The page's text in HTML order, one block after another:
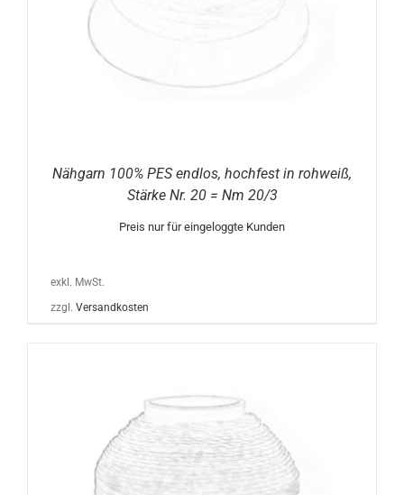
Nähgarn 100% PES endlos, hochfest in rohweiß,
Stärke Nr. 20 = Nm 20/3
Preis nur für eingeloggte Kunden
exkl. MwSt.
zzgl. Versandkosten